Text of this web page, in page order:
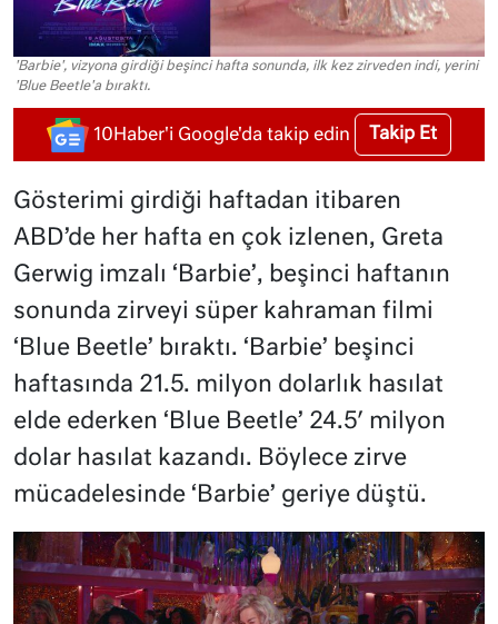
'Barbie', vizyona girdiği beşinci hafta sonunda, ilk kez zirveden indi, yerini
'Blue Beetle'a bıraktı.
10Haber'i Google'da takip edin Takip Et
Gösterimi girdiği haftadan itibaren
ABD’de her hafta en çok izlenen, Greta
Gerwig imzalı ‘Barbie’, beşinci haftanın
sonunda zirveyi süper kahraman filmi
‘Blue Beetle’ bıraktı. ‘Barbie’ beşinci
haftasında 21.5. milyon dolarlık hasılat
elde ederken ‘Blue Beetle’ 24.5′ milyon
dolar hasılat kazandı. Böylece zirve
mücadelesinde ‘Barbie’ geriye düştü.